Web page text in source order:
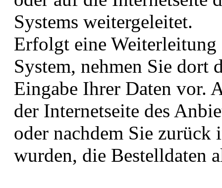
Systems weitergeleitet.
Erfolgt eine
System, nehmen Sie dort
Eingabe Ihrer Daten vor.
der Internetseite des
oder nachdem Sie zurück
wurden, die Bestelldaten